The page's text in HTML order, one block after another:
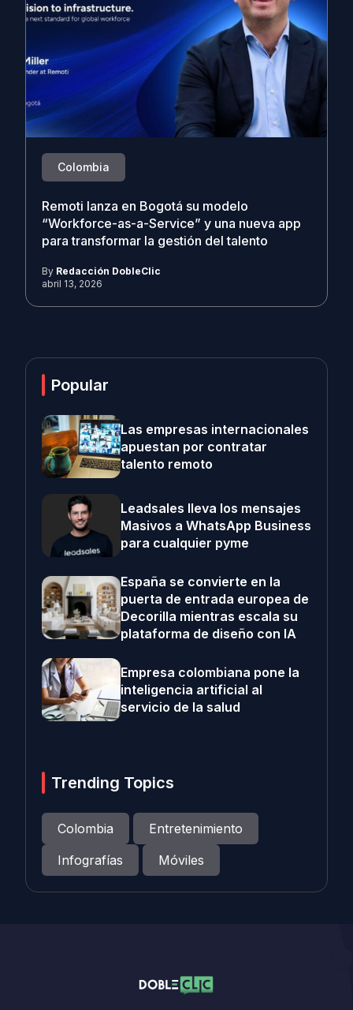
Colombia
Remoti lanza en Bogotá su modelo
“Workforce-as-a-Service” y una nueva app
para transformar la gestión del talento
By Redacción DobleClic
abril 13, 2026
Popular
Las empresas internacionales
apuestan por contratar
talento remoto
Leadsales lleva los mensajes
Masivos a WhatsApp Business
para cualquier pyme
España se convierte en la
puerta de entrada europea de
Decorilla mientras escala su
plataforma de diseño con IA
Empresa colombiana pone la
inteligencia artificial al
servicio de la salud
Trending Topics
Colombia
Entretenimiento
Infografías
Móviles